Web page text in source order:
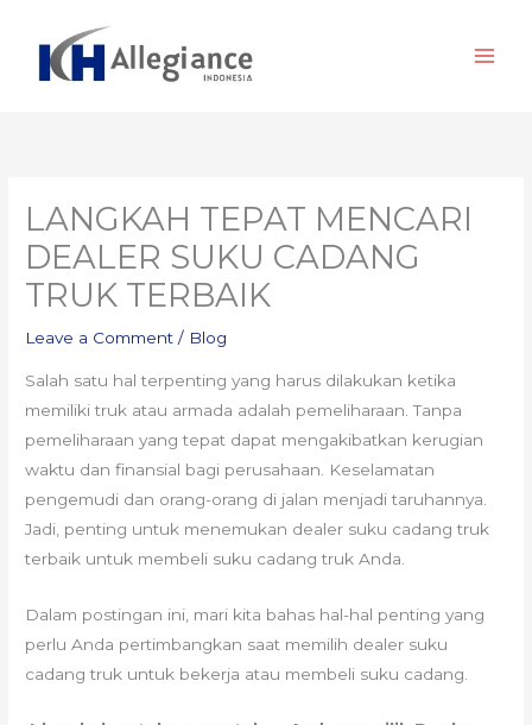
content
LANGKAH TEPAT MENCARI
DEALER SUKU CADANG
TRUK TERBAIK
Leave a Comment / Blog
Salah satu hal terpenting yang harus dilakukan ketika
memiliki truk atau armada adalah pemeliharaan. Tanpa
pemeliharaan yang tepat dapat mengakibatkan kerugian
waktu dan finansial bagi perusahaan. Keselamatan
pengemudi dan orang-orang di jalan menjadi taruhannya.
Jadi, penting untuk menemukan dealer suku cadang truk
terbaik untuk membeli suku cadang truk Anda.
Dalam postingan ini, mari kita bahas hal-hal penting yang
perlu Anda pertimbangkan saat memilih dealer suku
cadang truk untuk bekerja atau membeli suku cadang.